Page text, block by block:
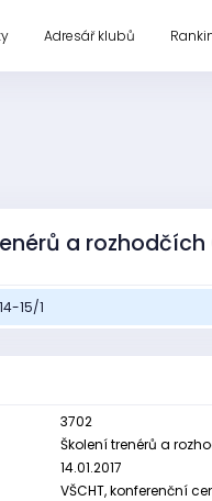
Adresář klubů
a rozhodčích
15/1
3702
Školení trenérů a
14.01.2017
VŠCHT, konferenční